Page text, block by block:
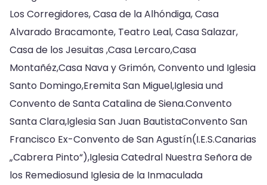
Los Corregidores, Casa de la Alhóndiga, Casa
Alvarado Bracamonte, Teatro Leal, Casa Salazar,
Casa de los Jesuitas ,Casa Lercaro,Casa
Montañéz,Casa Nava y Grimón, Convento und Iglesia
Santo Domingo,Eremita San Miguel,Iglesia und
Convento de Santa Catalina de Siena.Convento
Santa Clara,Iglesia San Juan BautistaConvento San
Francisco Ex-Convento de San Agustín(I.E.S.Canarias
„Cabrera Pinto“),Iglesia Catedral Nuestra Señora de
los Remediosund Iglesia de la Inmaculada